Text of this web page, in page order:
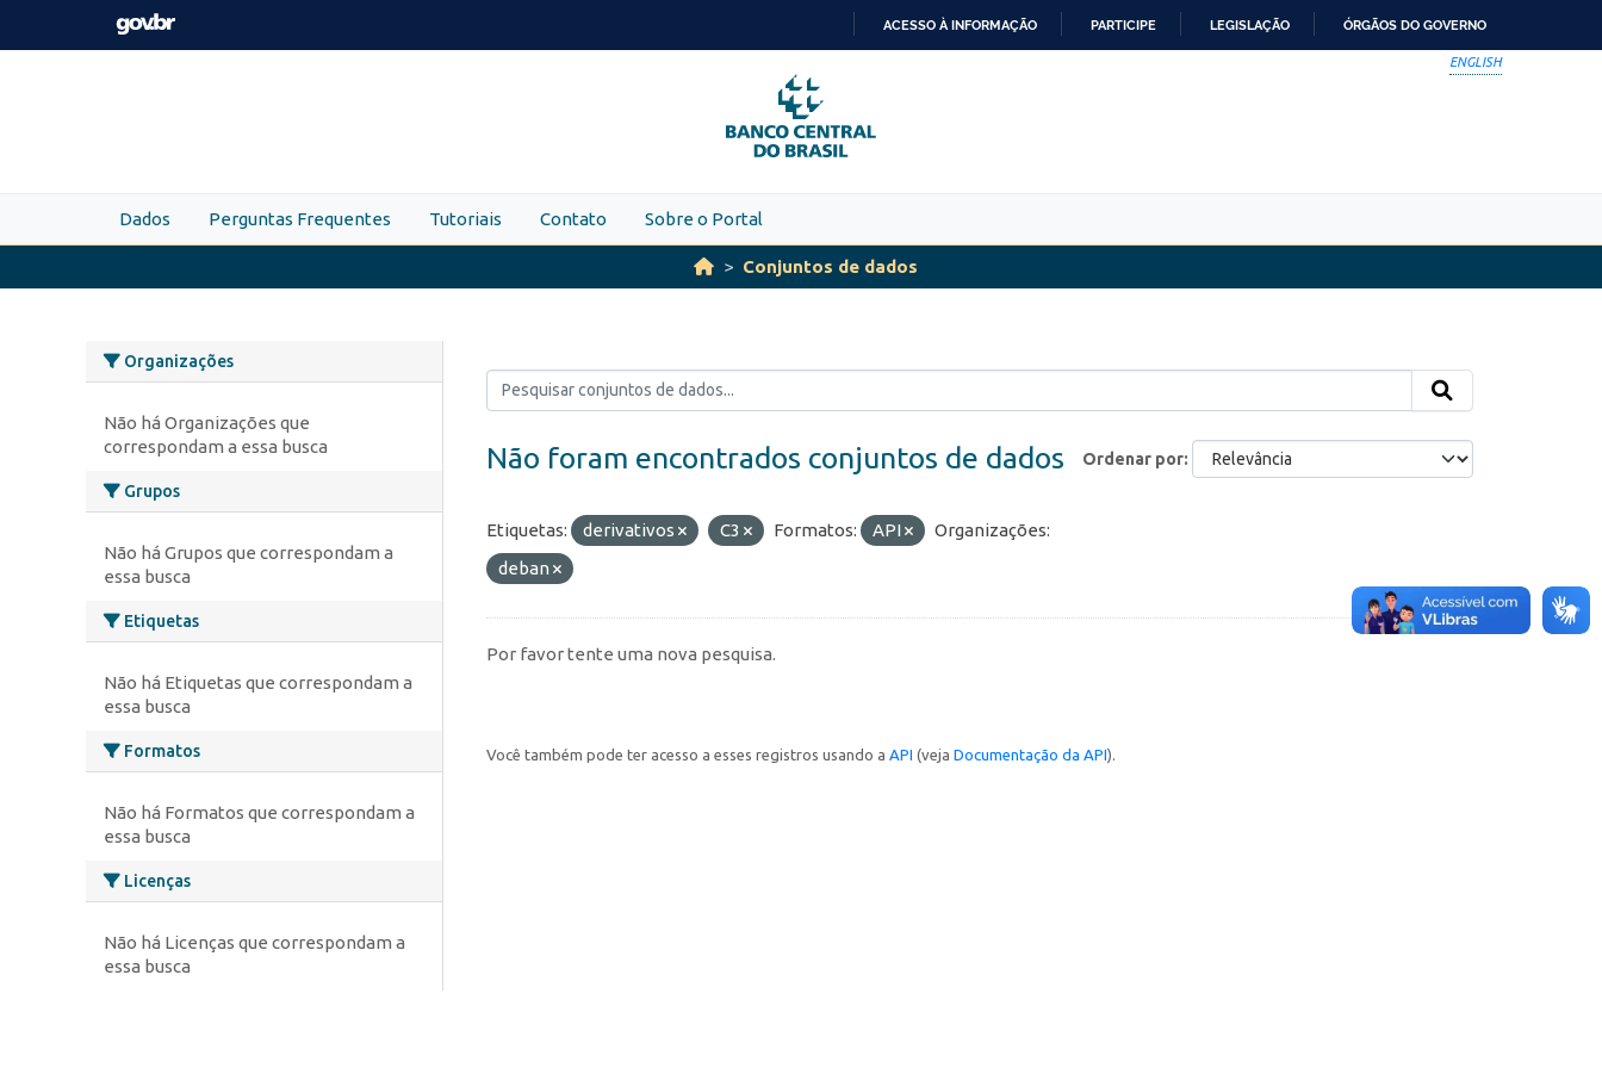
Skip to main content
PARA
O
CONTEÚDO
ACESSO À INFORMAÇÃO PARTICIPE LEGISLAÇÃO ÓRGÃOS DO GOVERNO
ENGLISH
Dados Perguntas Frequentes Tutoriais Contato Sobre o Portal
Conjuntos de dados
Organizações
Não há Organizações que
correspondam a essa busca
Grupos
Não há Grupos que correspondam a
essa busca
Etiquetas
Não há Etiquetas que correspondam a
essa busca
Formatos
Não há Formatos que correspondam a
essa busca
Licenças
Não há Licenças que correspondam a
essa busca
Ordenar por
Não foram encontrados conjuntos de dados
Etiquetas: derivativos C3 Formatos: API
Organizações:
deban
Por favor tente uma nova pesquisa.
Você também pode ter acesso a esses registros usando a API (veja Documentação da API).